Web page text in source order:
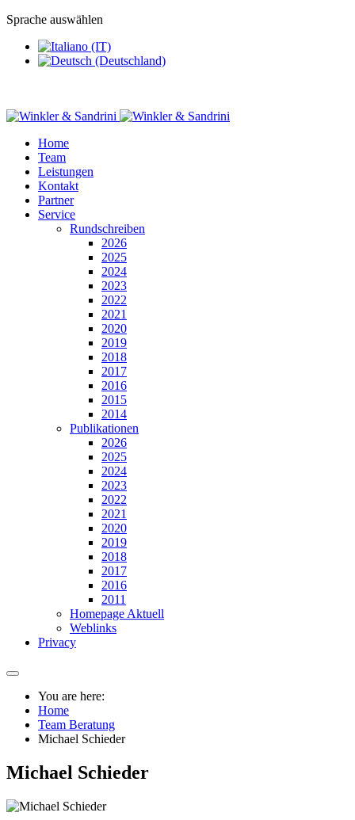
Sprache auswählen
Home
Team
Leistungen
Kontakt
Partner
Service
Rundschreiben
2026
2025
2024
2023
2022
2021
2020
2019
2018
2017
2016
2015
2014
Publikationen
2026
2025
2024
2023
2022
2021
2020
2019
2018
2017
2016
2011
Homepage Aktuell
Weblinks
Privacy
You are here:
Home
Team Beratung
Michael Schieder
Michael Schieder